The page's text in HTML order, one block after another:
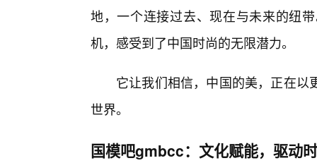
地，一个连接过去、现在与未来的纽
机，感受到了中国时尚的无限潜力。
它让我们相信，中国的美，正在
世界。
国模吧gmbcc：文化赋能，驱动